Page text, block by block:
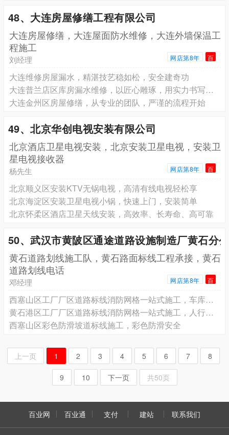
48、大连房屋修缮工程有限公司
大连房屋修缮，大连屋面防水维修，大连外墙保温工
程施工
刘经理 网店第8年 百
大连维修房屋漏水，精湛技艺稳如松，安全建奇功
大连普兰店区库房漏水维修，以匠心雕琢，用实力书写高空作业传奇
大连金州区房屋修缮，从专业的团队，严谨的流程开始
49、北京华创电视安装有限公司
北京酒店卫星电视安装，北京安装卫星电视，安装卫
星电视接收器
杨先生 网店第8年 百
北京顺义区安装KTV无锅电视，高清有线电视轻松享
北京海淀区安装卫星电视小锅，快速上门，安装简单
北京怀柔区酒店卫星天线安装，高效率、长寿命、高可靠
50、武汉市黄陂区通途道路设施制造厂黄石分
黄石道路划线施工队，黄石路面标线工程承接，黄石
道路划线电话
邓经理 网店第8年 百
西塞山区工厂厂区道路标线消防网格一站式施工，车库冷涂标线防潮不易脱落
黄石港区工厂厂区道路标线消防网格一站式施工，人行斑马线清晰醒目防滑
西塞山区彩色防滑坡道标线施工，彩色防滑安全
上一页 1 2 3 4 5 6 7 8
9 10 下一页 共50页
百业网 百业通 支付 建站 联系我们